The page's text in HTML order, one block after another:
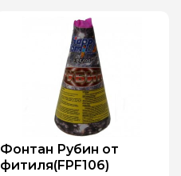
Фонтан Рубин от
фитиля(FPF106)